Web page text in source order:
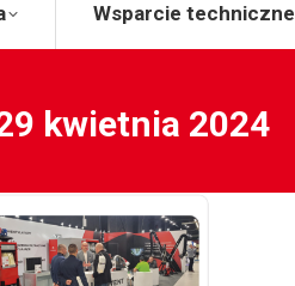
Wsparcie techniczne
kwietnia 2024